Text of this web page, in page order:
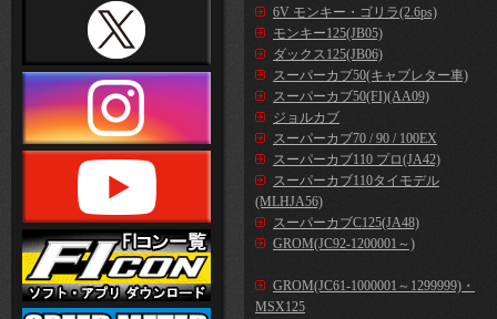
6V モンキー・ゴリラ(2.6ps)
モンキー125(JB05)
ダックス125(JB06)
スーパーカブ50(キャブレター車)
スーパーカブ50(FI)(AA09)
ジョルカブ
スーパーカブ70 / 90 / 100EX
スーパーカブ110 プロ(JA42)
スーパーカブ110タイモデル
(MLHJA56)
スーパーカブC125(JA48)
GROM(JC92-1200001～)
GROM(JC61-1000001～1299999)・
MSX125